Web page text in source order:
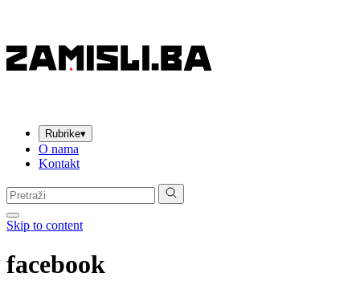
Rubrike▾
O nama
Kontakt
Pretraga:
Skip to content
facebook